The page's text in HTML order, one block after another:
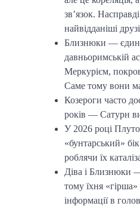
зв’язок.
найвідданіші
Близнюки —
давньоримській
Меркурієм,
Саме тому вони
Козероги часто
років — Сатурн
У 2026 році
«бунтарський»
роблячи їх
Діва і Близнюки
тому їхня
інформації в